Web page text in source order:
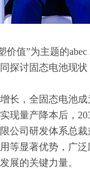
价值”为主题的
探讨固态电池现
长，全固态电池
现量产降本后，
公司研发体系总
等显著优势，广
展的关键力量。